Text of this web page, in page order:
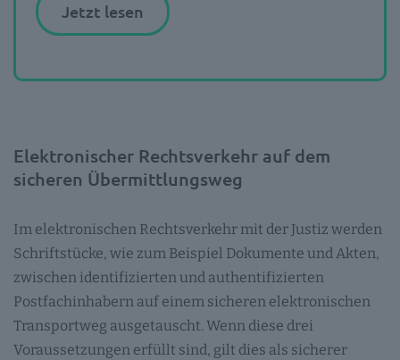
Jetzt lesen
Elektronischer Rechtsverkehr auf dem
sicheren Übermittlungsweg
Im elektronischen Rechtsverkehr mit der Justiz werden
Schriftstücke, wie zum Beispiel Dokumente und Akten,
zwischen identifizierten und authentifizierten
Postfachinhabern auf einem sicheren elektronischen
Transportweg ausgetauscht. Wenn diese drei
Voraussetzungen erfüllt sind, gilt dies als sicherer